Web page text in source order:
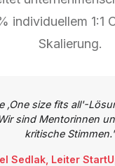
individuellem 1:1
Skalierung.
‚One size fits all'-
sind Mentorinnen
kritische
Sedlak, Leiter